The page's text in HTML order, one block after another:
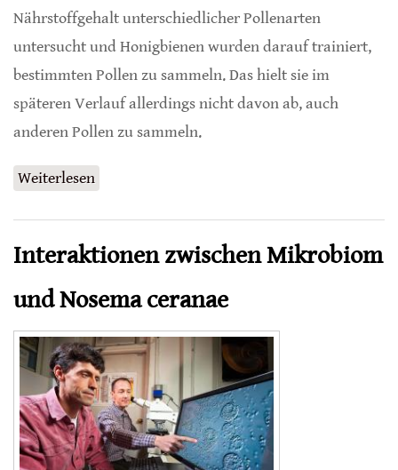
Nährstoffgehalt unterschiedlicher Pollenarten
untersucht und Honigbienen wurden darauf trainiert,
bestimmten Pollen zu sammeln. Das hielt sie im
späteren Verlauf allerdings nicht davon ab, auch
anderen Pollen zu sammeln.
Weiterlesen
Interaktionen zwischen Mikrobiom
und Nosema ceranae